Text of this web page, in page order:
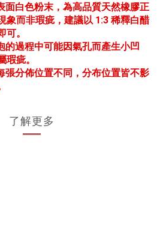
白色粉末，為高品質天然橡膠正
象而非瑕疵，建議以 1:3 稀釋白醋
。
過程中可能因氣孔而產生小凹
疵。
分佈位置不同，分布位置皆不影
了解更多